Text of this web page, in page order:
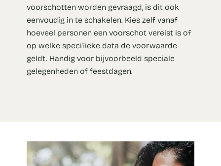
voorschotten worden gevraagd, is dit ook
eenvoudig in te schakelen. Kies zelf vanaf
hoeveel personen een voorschot vereist is of
op welke specifieke data de voorwaarde
geldt. Handig voor bijvoorbeeld speciale
gelegenheden of feestdagen.